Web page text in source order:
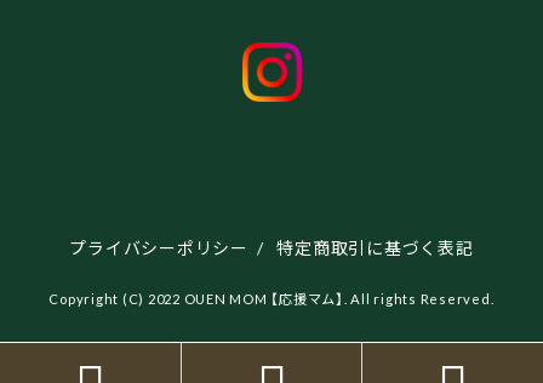
プライバシーポリシー / 特定商取引に基づく表記
Copyright (C) 2022 OUEN MOM 【応援マム】. All rights Reserved.